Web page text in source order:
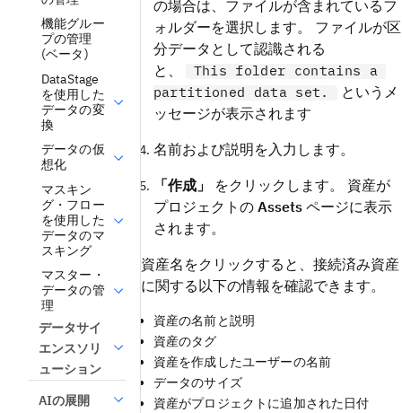
機能グルー
プの管理
(ベータ)
DataStage
を使用した
データの変
換
データの仮
想化
マスキン
グ・フロー
を使用した
データのマ
スキング
マスター・
データの管
理
データサイ
エンスソリ
ューション
AIの展開
の場合は、ファイルが含まれているフ
ォルダーを選択します。 ファイルが区
分データとして認識される
と、
This folder contains a
partitioned data set.
というメ
ッセージが表示されます
名前および説明を入力します。
「作成」
をクリックします。 資産が
プロジェクトの Assetsページに表示
されます。
資産名をクリックすると、接続済み資産
に関する以下の情報を確認できます。
資産の名前と説明
資産のタグ
資産を作成したユーザーの名前
データのサイズ
資産がプロジェクトに追加された日付